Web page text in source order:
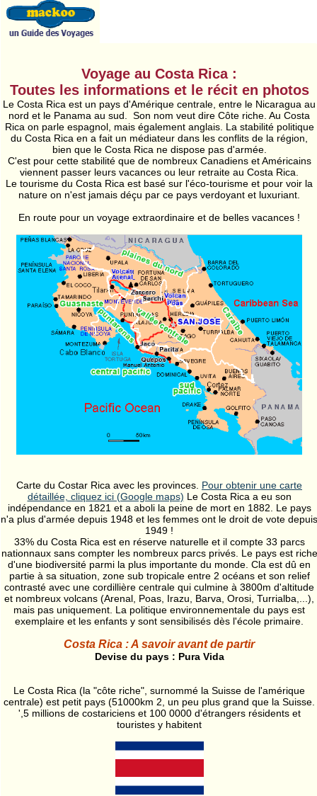
Voyage au Costa Rica :
Toutes les informations et le récit en photos
Le Costa Rica est un pays d'Amérique centrale, entre le Nicaragua au
nord et le Panama au sud. Son nom veut dire Côte riche. Au Costa
Rica on parle espagnol, mais également anglais. La stabilité politique
du Costa Rica en a fait un médiateur dans les conflits de la région,
bien que le Costa Rica ne dispose pas d'armée.
C'est pour cette stabilité que de nombreux Canadiens et Américains
viennent passer leurs vacances ou leur retraite au Costa Rica.
Le tourisme du Costa Rica est basé sur l'éco-tourisme et pour voir la
nature on n'est jamais déçu par ce pays verdoyant et luxuriant.
En route pour un voyage extraordinaire et de belles vacances !
Carte du Costar Rica avec les provinces. Pour obtenir une carte
détaillée, cliquez ici (Google maps) Le Costa Rica a eu son
indépendance en 1821 et a aboli la peine de mort en 1882. Le pays
n'a plus d'armée depuis 1948 et les femmes ont le droit de vote depuis
1949 !
33% du Costa Rica est en réserve naturelle et il compte 33 parcs
nationnaux sans compter les nombreux parcs privés. Le pays est riche
d'une biodiversité parmi la plus importante du monde. Cla est dû en
partie à sa situation, zone sub tropicale entre 2 océans et son relief
contrasté avec une cordillière centrale qui culmine à 3800m d'altitude
et nombreux volcans (Arenal, Poas, Irazu, Barva, Orosi, Turrialba,...),
mais pas uniquement. La politique environnementale du pays est
exemplaire et les enfants y sont sensibilisés dès l'école primaire.
Costa Rica : A savoir avant de partir
Devise du pays : Pura Vida
Le Costa Rica (la "côte riche", surnommé la Suisse de l'amérique
centrale) est petit pays (51000km 2, un peu plus grand que la Suisse.
',5 millions de costariciens et 100 0000 d'étrangers résidents et
touristes y habitent